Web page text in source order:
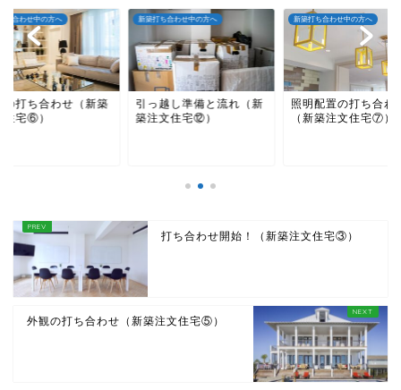
ち合わせ中の方へ
の打ち合わせ（新築
住宅⑥）
新築打ち合わせ中の方へ
引っ越し準備と流れ（新
築注文住宅⑫）
新築打ち合わせ中の方へ
照明配置の打ち合わ
（新築注文住宅⑦）
打ち合わせ開始！（新築注文住宅③）
外観の打ち合わせ（新築注文住宅⑤）
料金設定